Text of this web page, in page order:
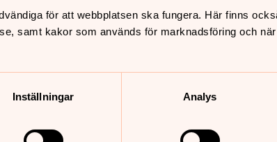
för att webbplatsen ska fungera. Här finns
samt kakor som används för marknadsföring och
Inställningar Analys
skillnad
Du kan bli månadsgivare,
ge en
gåva till ett specifikt område